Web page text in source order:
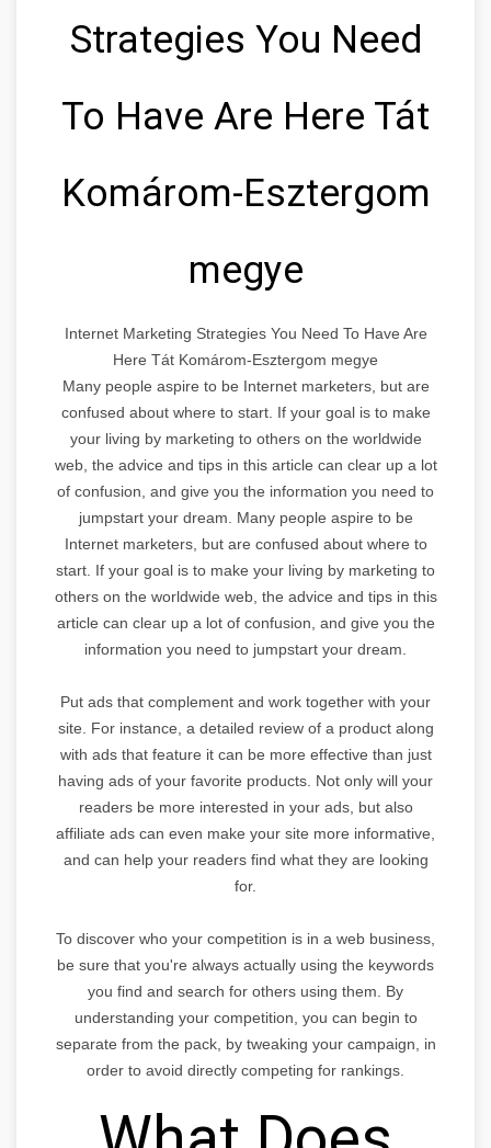
Strategies You Need
To Have Are Here Tát
Komárom-Esztergom
megye
Internet Marketing Strategies You Need To Have Are
Here Tát Komárom-Esztergom megye
Many people aspire to be Internet marketers, but are
confused about where to start. If your goal is to make
your living by marketing to others on the worldwide
web, the advice and tips in this article can clear up a lot
of confusion, and give you the information you need to
jumpstart your dream. Many people aspire to be
Internet marketers, but are confused about where to
start. If your goal is to make your living by marketing to
others on the worldwide web, the advice and tips in this
article can clear up a lot of confusion, and give you the
information you need to jumpstart your dream.
Put ads that complement and work together with your
site. For instance, a detailed review of a product along
with ads that feature it can be more effective than just
having ads of your favorite products. Not only will your
readers be more interested in your ads, but also
affiliate ads can even make your site more informative,
and can help your readers find what they are looking
for.
To discover who your competition is in a web business,
be sure that you're always actually using the keywords
you find and search for others using them. By
understanding your competition, you can begin to
separate from the pack, by tweaking your campaign, in
order to avoid directly competing for rankings.